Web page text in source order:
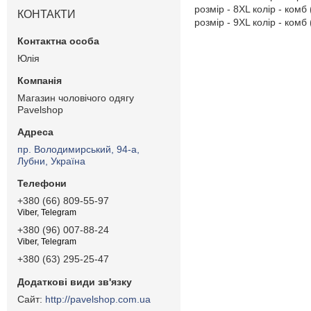
розмір - 8XL колір - комб
розмір - 9XL колір - комб
КОНТАКТИ
Юлія
Магазин чоловічого одягу
Pavelshop
пр. Володимирський, 94-а,
Лубни, Україна
+380 (66) 809-55-97
Viber, Telegram
+380 (96) 007-88-24
Viber, Telegram
+380 (63) 295-25-47
http://pavelshop.com.ua